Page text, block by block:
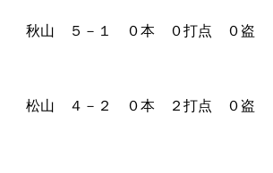
５－１ ０本 ０打点 ０盗
４－２ ０本 ２打点 ０盗